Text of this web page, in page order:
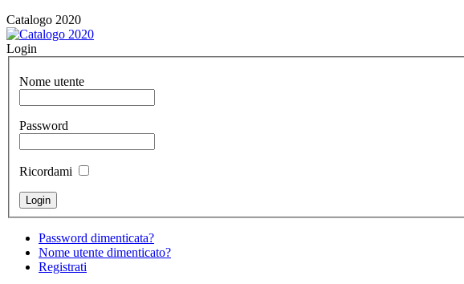
Catalogo 2020
Login
Nome utente
Password
Ricordami
Password dimenticata?
Nome utente dimenticato?
Registrati